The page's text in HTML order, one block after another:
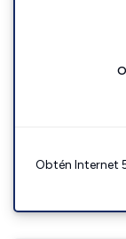
Obtén Internet